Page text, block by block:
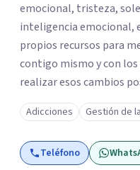
emocional, tristeza,
inteligencia emocional,
propios recursos para
contigo mismo y con los
realizar esos cambios
tiempo pero que no
primera visita
conocernos, poder
de un plan de ayuda.
Adicciones Gestión de
Teléfono